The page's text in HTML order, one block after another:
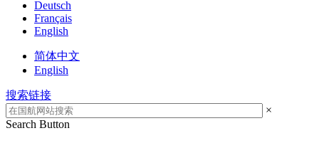
Deutsch
Français
English
简体中文
English
搜索链接
×
Search Button